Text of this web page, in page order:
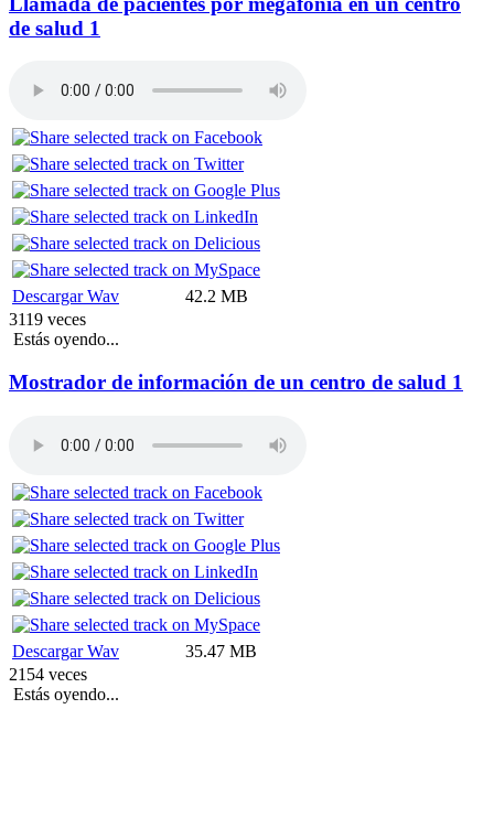
de salud 1
Descargar Wav
42.2 MB
3119 veces
Estás oyendo...
Mostrador de información de un centro de salud 1
Descargar Wav
35.47 MB
2154 veces
Estás oyendo...